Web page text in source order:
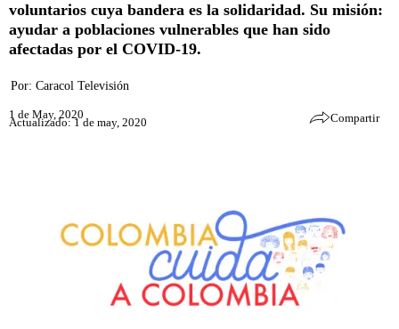
voluntarios cuya bandera es la solidaridad. Su misión:
ayudar a poblaciones vulnerables que han sido
afectadas por el COVID-19.
Por: Caracol Televisión
1 de May, 2020
Actualizado: 1 de may, 2020 Compartir